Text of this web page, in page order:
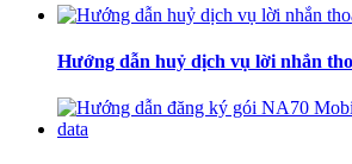
Hướng dẫn huỷ dịch vụ lời nhắn